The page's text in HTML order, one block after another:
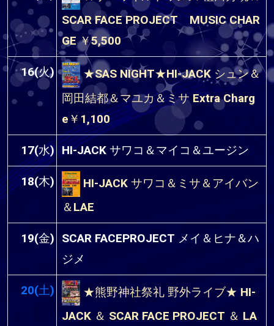
SCAR FACE PROJECT MUSIC CHAR
GE ￥5,500
16(火)
★SAS NIGHT★HI-JACK シュン＆
岡田結都＆マユカ＆ミサ Extra Charg
e￥1,100
17(水) HI-JACK サワコ＆マイコ＆ユージン
18(木)
HI-JACK サワコ＆ミサ＆アイバン
＆LAE
19(金) SCAR FACEPROJECT メイ＆ヒナ＆ハ
ジメ
20(土)
★熊野神社祭礼 野外ライブ★ HI-
JACK ＆ SCAR FACE PROJECT ＆ LA